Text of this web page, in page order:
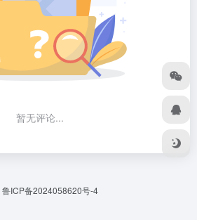
暂无评论...
鲁ICP备2024058620号-4